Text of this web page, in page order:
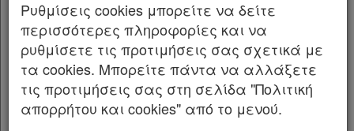
Κ.Α.Δ.
Διακρατικές
Συμφωνίες
Ελλάδας
(Από το Υπουργείο Εσωτερικών Ιθαγένεια
Αττικής)
Ρυθμίσεις cookies μπορείτε να δείτε
περισσότερες πληροφορίες και να
ρυθμίσετε τις προτιμήσεις σας σχετικά με
τα cookies. Μπορείτε πάντα να αλλάξετε
τις προτιμήσεις σας στη σελίδα "Πολιτική
απορρήτου και cookies" από το μενού.